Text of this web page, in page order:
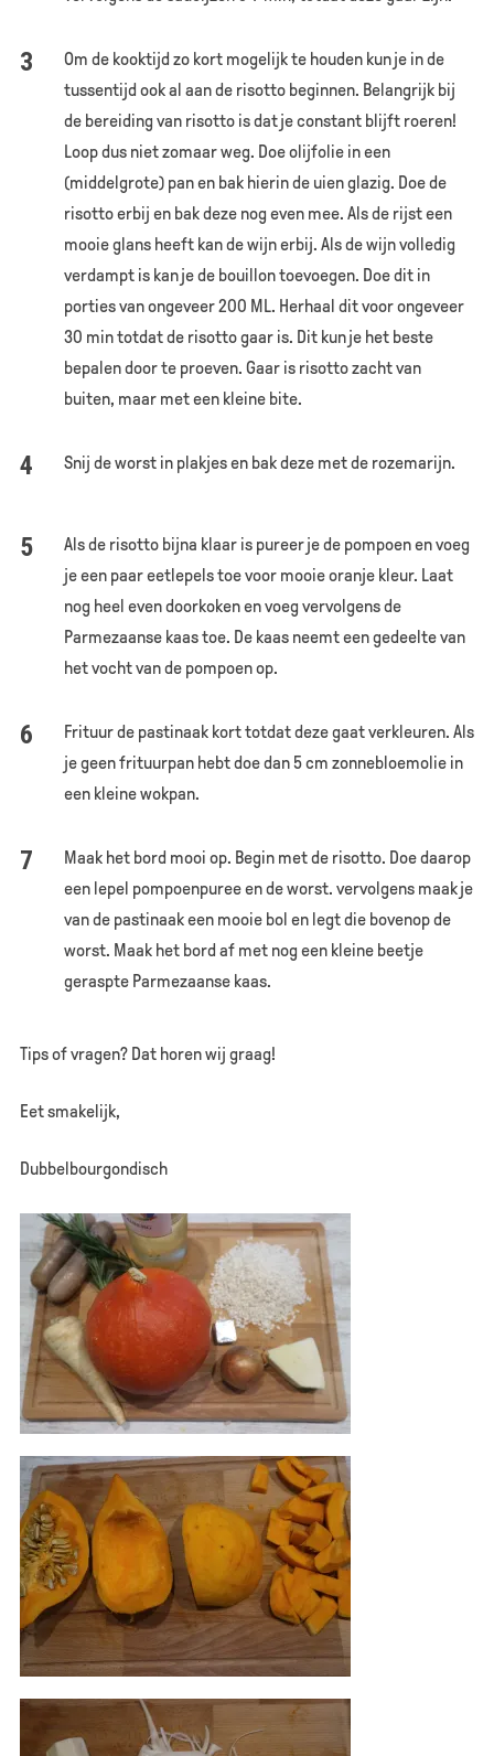
Om de kooktijd zo kort mogelijk te houden kun je in de
tussentijd ook al aan de risotto beginnen. Belangrijk bij
de bereiding van risotto is dat je constant blijft roeren!
Loop dus niet zomaar weg. Doe olijfolie in een
(middelgrote) pan en bak hierin de uien glazig. Doe de
risotto erbij en bak deze nog even mee. Als de rijst een
mooie glans heeft kan de wijn erbij. Als de wijn volledig
verdampt is kan je de bouillon toevoegen. Doe dit in
porties van ongeveer 200 ML. Herhaal dit voor ongeveer
30 min totdat de risotto gaar is. Dit kun je het beste
bepalen door te proeven. Gaar is risotto zacht van
buiten, maar met een kleine bite.
Snij de worst in plakjes en bak deze met de rozemarijn.
Als de risotto bijna klaar is pureer je de pompoen en voeg
je een paar eetlepels toe voor mooie oranje kleur. Laat
nog heel even doorkoken en voeg vervolgens de
Parmezaanse kaas toe. De kaas neemt een gedeelte van
het vocht van de pompoen op.
Frituur de pastinaak kort totdat deze gaat verkleuren. Als
je geen frituurpan hebt doe dan 5 cm zonnebloemolie in
een kleine wokpan.
Maak het bord mooi op. Begin met de risotto. Doe daarop
een lepel pompoenpuree en de worst. vervolgens maak je
van de pastinaak een mooie bol en legt die bovenop de
worst. Maak het bord af met nog een kleine beetje
geraspte Parmezaanse kaas.
Tips of vragen? Dat horen wij graag!
Eet smakelijk,
Dubbelbourgondisch